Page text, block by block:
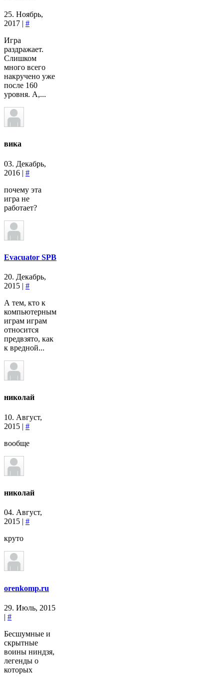
25. Ноябрь,
2017 | #
Игра
раздражает.
Слишком
много всего
накручено уже
после 160
уровня. А,...
вика
03. Декабрь,
2016 | #
почему эта
игра не
работает?
Evacuator SPB
20. Декабрь,
2015 | #
А тем, кто к
компьютерным
играм играм
относится
предвзято, как
к вредной...
николай
10. Август,
2015 | #
вообще
николай
04. Август,
2015 | #
круто
orenkomp.ru
29. Июль, 2015
| #
Бесшумные и
скрытные
воины ниндзя,
легенды о
которых